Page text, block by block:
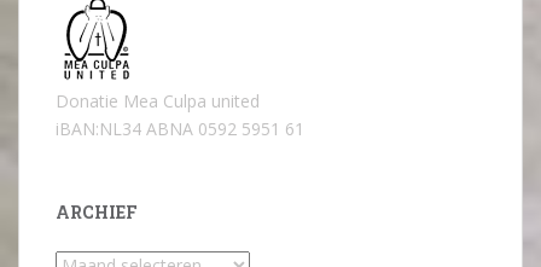
Donatie Mea Culpa united
iBAN:NL34 ABNA 0592 5951 61
ARCHIEF